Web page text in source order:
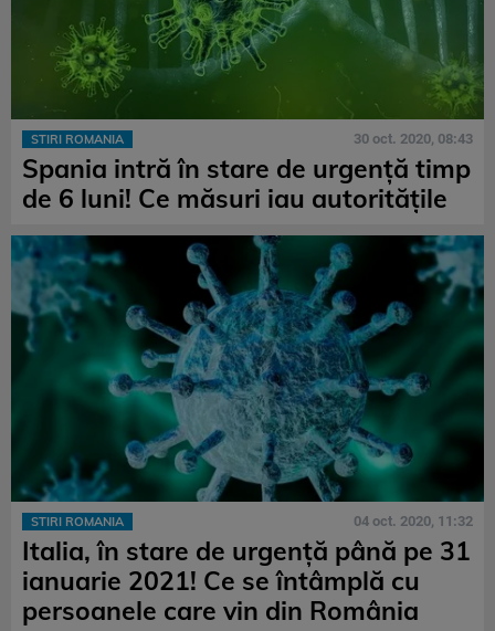
STIRI ROMANIA 30 oct. 2020, 08:43
Spania intră în stare de urgență timp
de 6 luni! Ce măsuri iau autoritățile
STIRI ROMANIA 04 oct. 2020, 11:32
Italia, în stare de urgență până pe 31
ianuarie 2021! Ce se întâmplă cu
persoanele care vin din România